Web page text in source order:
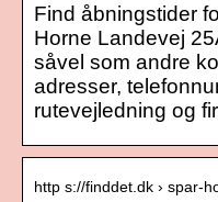
Find åbningstider
Horne Landevej
såvel som andre
adresser,
rutevejledning og
http s://finddet.dk › spar-